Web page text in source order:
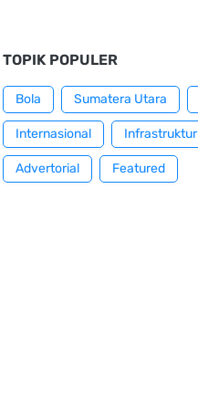
TOPIK POPULER
Bola Sumatera Utara
Internasional Infrastruktur
Advertorial Featured